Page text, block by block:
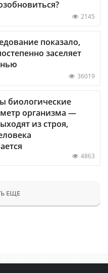
2145
показало,
заселяет
36019
биологические
организма —
из строя,
4863
ЕЩЕ